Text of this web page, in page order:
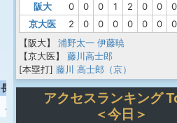
長打率
OPS
.000 .000
阪大
0 0 0 1 2 0 0 0
京大医
2 0 0 0 0 0 0 0
【阪大】
浦野太一 伊藤暁
【京大医】
藤川高士郎
[本塁打] 藤川 高士郎（京）
アクセスランキング
＜今日＞